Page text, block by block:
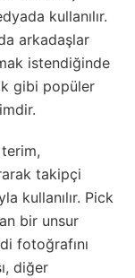
kullanılır.
arkadaşlar
istendiğinde
gibi popüler
takipçi
kullanılır. Pick
bir unsur
fotoğrafını
diğer